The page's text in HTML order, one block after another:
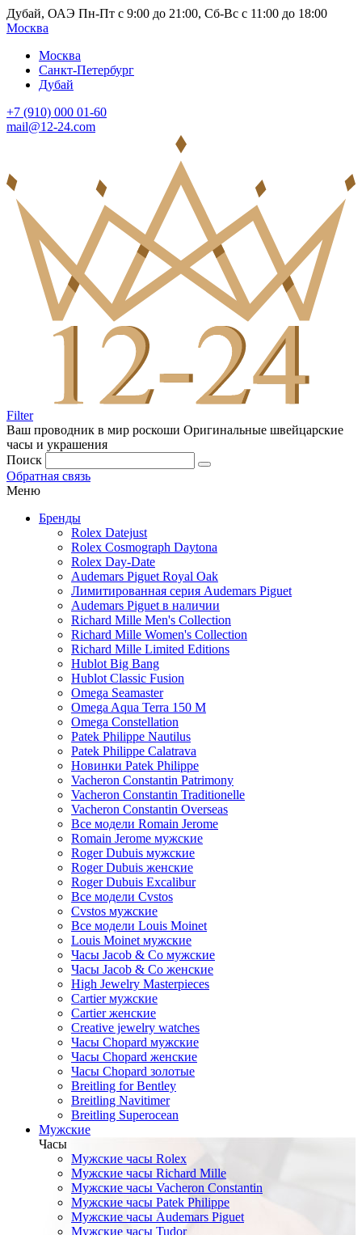
Дубай, ОАЭ Пн-Пт с 9:00 до 21:00, Сб-Вс с 11:00 до 18:00
Москва
Москва
Санкт-Петербург
Дубай
+7 (910) 000 01-60
mail@12-24.com
Filter
Ваш проводник в мир роскоши Оригинальные швейцарские
часы и украшения
Поиск
Обратная связь
Меню
Бренды
Rolex Datejust
Rolex Cosmograph Daytona
Rolex Day-Date
Audemars Piguet Royal Oak
Лимитированная серия Audemars Piguet
Audemars Piguet в наличии
Richard Mille Men's Collection
Richard Mille Women's Collection
Richard Mille Limited Editions
Hublot Big Bang
Hublot Classic Fusion
Omega Seamaster
Omega Aqua Terra 150 M
Omega Constellation
Patek Philippe Nautilus
Patek Philippe Calatrava
Новинки Patek Philippe
Vacheron Constantin Patrimony
Vacheron Constantin Traditionelle
Vacheron Constantin Overseas
Все модели Romain Jerome
Romain Jerome мужские
Roger Dubuis мужские
Roger Dubuis женские
Roger Dubuis Excalibur
Все модели Cvstos
Cvstos мужские
Все модели Louis Moinet
Louis Moinet мужские
Часы Jacob & Co мужские
Часы Jacob & Co женские
High Jewelry Masterpieces
Cartier мужские
Cartier женские
Creative jewelry watches
Часы Chopard мужские
Часы Сhopard женские
Часы Сhopard золотые
Breitling for Bentley
Breitling Navitimer
Breitling Superocean
Мужские
Часы
Мужские часы Rolex
Мужские часы Richard Mille
Мужские часы Vacheron Constantin
Мужские часы Patek Philippe
Мужские часы Audemars Piguet
Мужские часы Tudor